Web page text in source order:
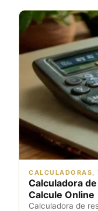
CALCULADORAS,
Calculadora
Calcule Online
Calculadora de